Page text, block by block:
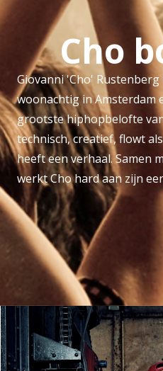
Cho
Giovanni 'Cho'
woonachtig in Amsterdam
grootste hiphopbelofte
technisch, creatief, flowt
heeft een verhaal. Samen
werkt Cho hard aan zijn